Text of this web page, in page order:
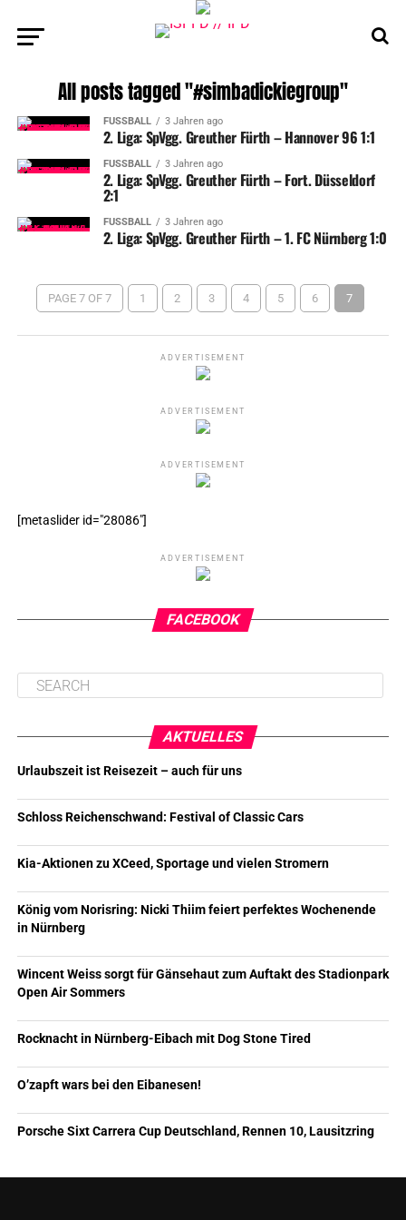
All posts tagged "#simbadickiegroup"
FUSSBALL 3 Jahren ago
2. Liga: SpVgg. Greuther Fürth – Hannover 96 1:1
FUSSBALL 3 Jahren ago
2. Liga: SpVgg. Greuther Fürth – Fort. Düsseldorf
2:1
FUSSBALL 3 Jahren ago
2. Liga: SpVgg. Greuther Fürth – 1. FC Nürnberg 1:0
PAGE 7 OF 7 1 2 3 4 5 6 7
ADVERTISEMENT
ADVERTISEMENT
ADVERTISEMENT
[metaslider id="28086"]
ADVERTISEMENT
FACEBOOK
AKTUELLES
Urlaubszeit ist Reisezeit – auch für uns
Schloss Reichenschwand: Festival of Classic Cars
Kia-Aktionen zu XCeed, Sportage und vielen Stromern
König vom Norisring: Nicki Thiim feiert perfektes Wochenende
in Nürnberg
Wincent Weiss sorgt für Gänsehaut zum Auftakt des Stadionpark
Open Air Sommers
Rocknacht in Nürnberg-Eibach mit Dog Stone Tired
O’zapft wars bei den Eibanesen!
Porsche Sixt Carrera Cup Deutschland, Rennen 10, Lausitzring